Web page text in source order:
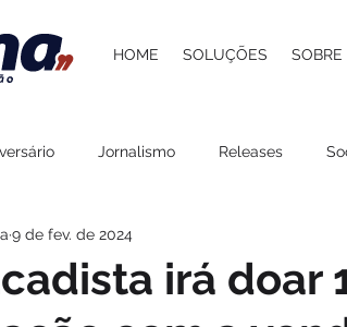
HOME SOLUÇÕES SOBRE
Jornalismo Releases
Atacadista
irá doar
9 de fev. de 2024